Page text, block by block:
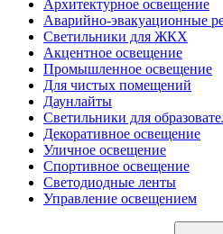
Архитектурное освещение
Аварийно-эвакуационные
Светильники для ЖКХ
Акцентное освещение
Промышленное освещение
Для чистых помещений
Даунлайты
Светильники для
Декоративное освещение
Уличное освещение
Спортивное освещение
Светодиодные ленты
Управление освещением